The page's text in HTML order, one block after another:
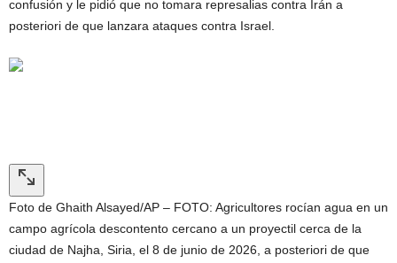
confusión y le pidió que no tomara represalias contra Irán a
posteriori de que lanzara ataques contra Israel.
Foto de Ghaith Alsayed/AP – FOTO: Agricultores rocían agua en un
campo agrícola descontento cercano a un proyectil cerca de la
ciudad de Najha, Siria, el 8 de junio de 2026, a posteriori de que